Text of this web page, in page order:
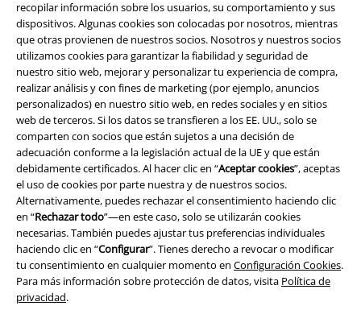
recopilar información sobre los usuarios, su comportamiento y sus
dispositivos. Algunas cookies son colocadas por nosotros, mientras
que otras provienen de nuestros socios. Nosotros y nuestros socios
utilizamos cookies para garantizar la fiabilidad y seguridad de
nuestro sitio web, mejorar y personalizar tu experiencia de compra,
realizar análisis y con fines de marketing (por ejemplo, anuncios
personalizados) en nuestro sitio web, en redes sociales y en sitios
web de terceros. Si los datos se transfieren a los EE. UU., solo se
comparten con socios que están sujetos a una decisión de
adecuación conforme a la legislación actual de la UE y que están
debidamente certificados. Al hacer clic en “Aceptar cookies”, aceptas
el uso de cookies por parte nuestra y de nuestros socios.
Alternativamente, puedes rechazar el consentimiento haciendo clic
en “Rechazar todo”—en este caso, solo se utilizarán cookies
necesarias. También puedes ajustar tus preferencias individuales
haciendo clic en “Configurar”. Tienes derecho a revocar o modificar
tu consentimiento en cualquier momento en Configuración Cookies.
Para más información sobre protección de datos, visita Política de
privacidad.
Legal
Términos y Condiciones
Aviso Legal
Ley protección de datos
Eliminación de residuos y protección del medioambiente
Declaración de Conformidad